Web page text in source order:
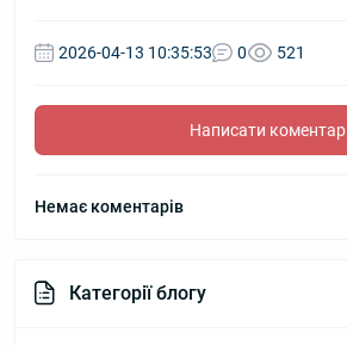
2026-04-13 10:35:53 0 521
Написати коментар
Немає коментарів
Категорії блогу